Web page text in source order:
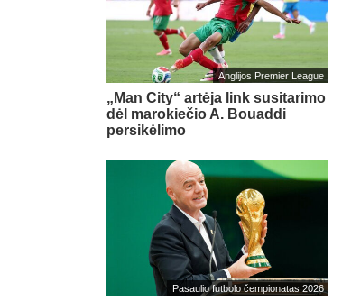
Anglijos Premier League
„Man City“ artėja link susitarimo
dėl marokiečio A. Bouaddi
persikėlimo
Pasaulio futbolo čempionatas 2026